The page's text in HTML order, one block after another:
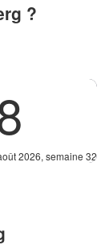
?
2026, semaine 32